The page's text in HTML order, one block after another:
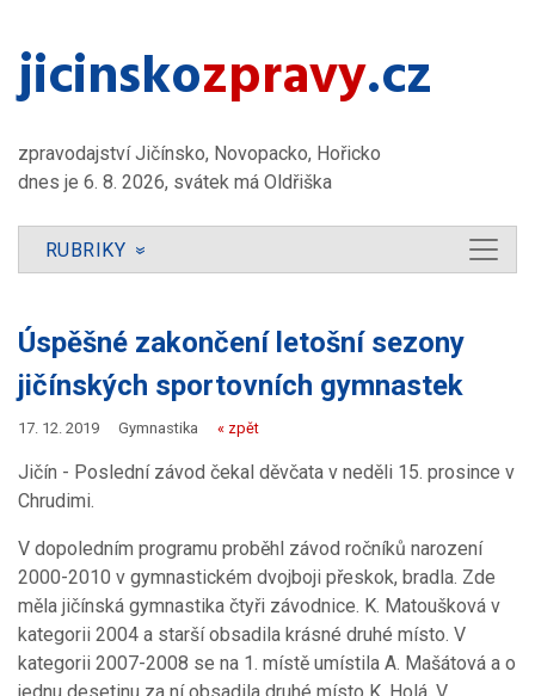
jicinsko​zpravy.cz
zpravodajství Jičínsko, Novopacko, Hořicko
dnes je 6. 8. 2026, svátek má Oldřiška
RUBRIKY »
Úspěšné zakončení letošní sezony
jičínských sportovních gymnastek
17. 12. 2019 Gymnastika « zpět
Jičín - Poslední závod čekal děvčata v neděli 15. prosince v
Chrudimi.
V dopoledním programu proběhl závod ročníků narození
2000-2010 v gymnastickém dvojboji přeskok, bradla. Zde
měla jičínská gymnastika čtyři závodnice. K. Matoušková v
kategorii 2004 a starší obsadila krásné druhé místo. V
kategorii 2007-2008 se na 1. místě umístila A. Mašátová a o